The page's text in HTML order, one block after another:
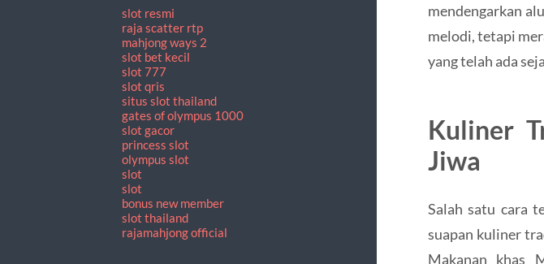
slot resmi
raja scatter rtp
mahjong ways 2
slot bet kecil
slot 777
slot qris
situs slot thailand
gates of olympus 1000
slot gacor
princess slot
olympus slot
slot
slot
bonus new member
slot thailand
rajamahjong official
mendengarkan
melodi, tetapi
yang telah ada
Kuliner
Jiwa
Salah satu cara
suapan kuliner
Makanan khas